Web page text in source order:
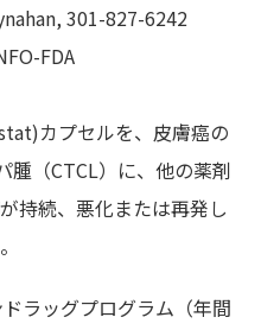
301-827-6242
FDA
カプセルを、皮膚癌の
腫（CTCL）に、他の薬剤
持続、悪化または再発し
ラッグプログラム（年間